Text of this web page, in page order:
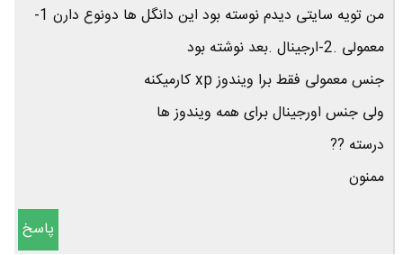
من تویه سایتی دیدم نوسته بود این دانگل ها دونوع دارن 1-
معمولی .2-ارجینال .بعد نوشته بود
جنس معمولی فقط برا ویندوز xp کارمیکنه
ولی جنس اورجینال برای همه ویندوز ها
درسته ??
ممنون
پاسخ